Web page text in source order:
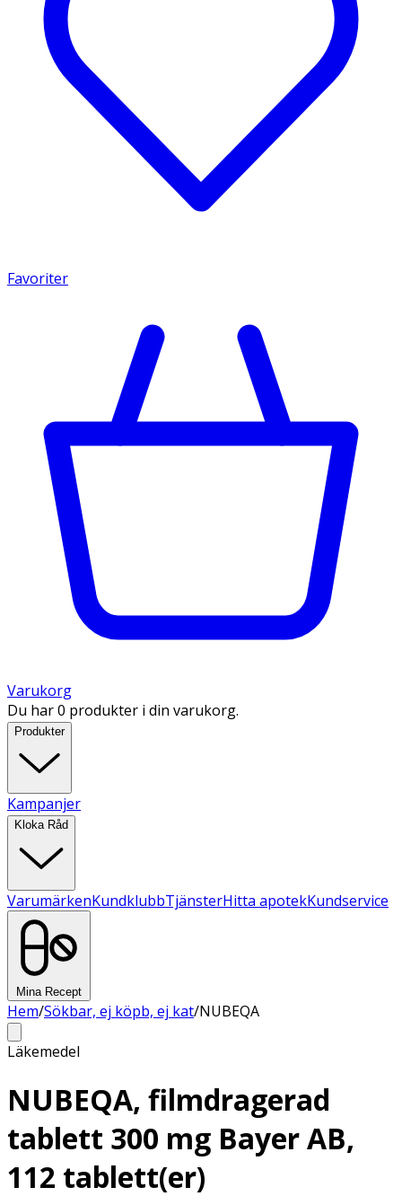
Favoriter
Varukorg
Du har 0 produkter i din varukorg.
Produkter
Kampanjer
Kloka Råd
VarumärkenKundklubbTjänsterHitta apotekKundservice
Mina Recept
Hem/Sökbar, ej köpb, ej kat/NUBEQA
Läkemedel
NUBEQA, filmdragerad
tablett 300 mg Bayer AB,
112 tablett(er)